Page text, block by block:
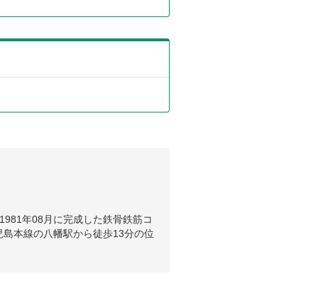
年08月に完成した鉄骨鉄筋コ
本線の八幡駅から徒歩13分の位